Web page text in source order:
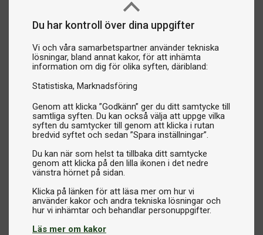
Du har kontroll över dina uppgifter
Vi och våra samarbetspartner använder tekniska
lösningar, bland annat kakor, för att inhämta
information om dig för olika syften, däribland:
Statistiska Marknadsföring
Genom att klicka ”Godkänn” ger du ditt samtycke till
samtliga syften. Du kan också välja att uppge vilka
syften du samtycker till genom att klicka i rutan
bredvid syftet och sedan ”Spara inställningar”.
Du kan när som helst ta tillbaka ditt samtycke
genom att klicka på den lilla ikonen i det nedre
vänstra hörnet på sidan.
Klicka på länken för att läsa mer om hur vi
använder kakor och andra tekniska lösningar och
Läs mer om kakor